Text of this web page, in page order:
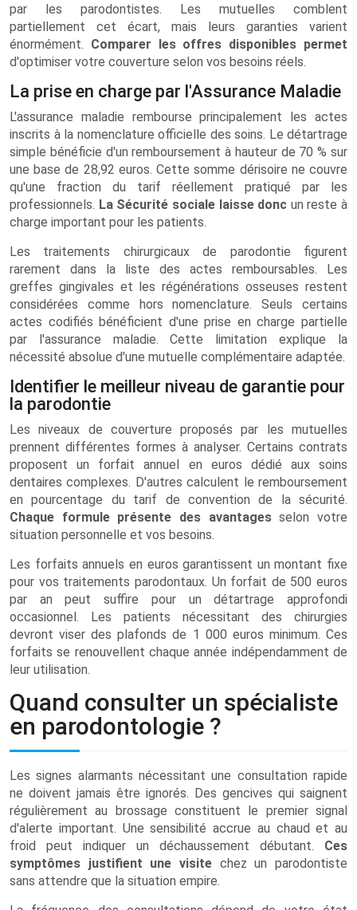
par les parodontistes. Les mutuelles comblent
partiellement cet écart, mais leurs garanties varient
énormément. Comparer les offres disponibles permet
d'optimiser votre couverture selon vos besoins réels.
La prise en charge par l'Assurance Maladie
L'assurance maladie rembourse principalement les actes
inscrits à la nomenclature officielle des soins. Le détartrage
simple bénéficie d'un remboursement à hauteur de 70 % sur
une base de 28,92 euros. Cette somme dérisoire ne couvre
qu'une fraction du tarif réellement pratiqué par les
professionnels. La Sécurité sociale laisse donc un reste à
charge important pour les patients.
Les traitements chirurgicaux de parodontie figurent
rarement dans la liste des actes remboursables. Les
greffes gingivales et les régénérations osseuses restent
considérées comme hors nomenclature. Seuls certains
actes codifiés bénéficient d'une prise en charge partielle
par l'assurance maladie. Cette limitation explique la
nécessité absolue d'une mutuelle complémentaire adaptée.
Identifier le meilleur niveau de garantie pour
la parodontie
Les niveaux de couverture proposés par les mutuelles
prennent différentes formes à analyser. Certains contrats
proposent un forfait annuel en euros dédié aux soins
dentaires complexes. D'autres calculent le remboursement
en pourcentage du tarif de convention de la sécurité.
Chaque formule présente des avantagesselon votre
situation personnelle et vos besoins.
Les forfaits annuels en euros garantissent un montant fixe
pour vos traitements parodontaux. Un forfait de 500 euros
par an peut suffire pour un détartrage approfondi
occasionnel. Les patients nécessitant des chirurgies
devront viser des plafonds de 1 000 euros minimum. Ces
forfaits se renouvellent chaque année indépendamment de
leur utilisation.
Quand consulter un spécialiste
en parodontologie ?
Les signes alarmants nécessitant une consultation rapide
ne doivent jamais être ignorés. Des gencives qui saignent
régulièrement au brossage constituent le premier signal
d'alerte important. Une sensibilité accrue au chaud et au
froid peut indiquer un déchaussement débutant. Ces
symptômes justifient une visite chez un parodontiste
sans attendre que la situation empire.